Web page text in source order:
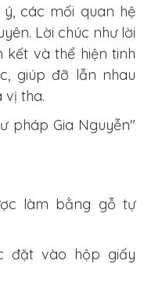
các mối quan hệ
Lời chúc như lời
kết và thể hiện tinh
giúp đỡ lẫn nhau
vị tha.
pháp Gia Nguyễn"
làm bằng gỗ tự
đặt vào hộp giấy